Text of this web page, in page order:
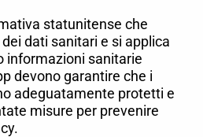
statunitense che
dati sanitari e si applica
informazioni sanitarie
devono garantire che i
adeguatamente protetti e
misure per prevenire